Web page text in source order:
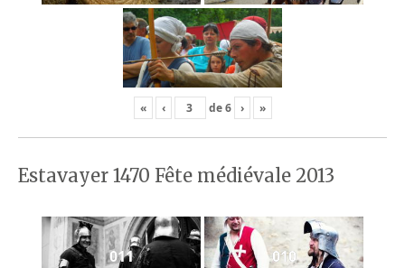
« ‹ de6 › »
Estavayer 1470 Fête médiévale 2013
011 010